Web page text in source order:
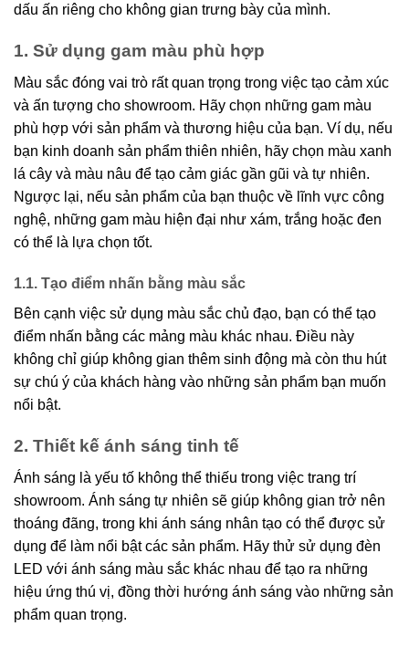
dấu ấn riêng cho không gian trưng bày của mình.
1. Sử dụng gam màu phù hợp
Màu sắc đóng vai trò rất quan trọng trong việc tạo cảm xúc
và ấn tượng cho showroom. Hãy chọn những gam màu
phù hợp với sản phẩm và thương hiệu của bạn. Ví dụ, nếu
bạn kinh doanh sản phẩm thiên nhiên, hãy chọn màu xanh
lá cây và màu nâu để tạo cảm giác gần gũi và tự nhiên.
Ngược lại, nếu sản phẩm của bạn thuộc về lĩnh vực công
nghệ, những gam màu hiện đại như xám, trắng hoặc đen
có thể là lựa chọn tốt.
1.1. Tạo điểm nhấn bằng màu sắc
Bên cạnh việc sử dụng màu sắc chủ đạo, bạn có thể tạo
điểm nhấn bằng các mảng màu khác nhau. Điều này
không chỉ giúp không gian thêm sinh động mà còn thu hút
sự chú ý của khách hàng vào những sản phẩm bạn muốn
nổi bật.
2. Thiết kế ánh sáng tinh tế
Ánh sáng là yếu tố không thể thiếu trong việc trang trí
showroom. Ánh sáng tự nhiên sẽ giúp không gian trở nên
thoáng đãng, trong khi ánh sáng nhân tạo có thể được sử
dụng để làm nổi bật các sản phẩm. Hãy thử sử dụng đèn
LED với ánh sáng màu sắc khác nhau để tạo ra những
hiệu ứng thú vị, đồng thời hướng ánh sáng vào những sản
phẩm quan trọng.